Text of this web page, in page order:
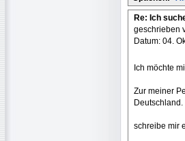
Re: Ich
geschrieben
Datum: 04.
Ich möchte
Zur meiner
Deutschland.
schreibe mir